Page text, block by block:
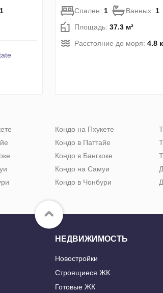
1
Спален: 1 Ванных: 1
Площадь: 37.3 м²
Расстояние до моря: 4.8
Кондо на Пхукете
Кондо в Паттайе
Кондо в Бангкоке
Кондо на Самуи
Кондо в Чонбури
НЕДВИЖИМОСТЬ
Новостройки
Строящиеся ЖК
Готовые ЖК